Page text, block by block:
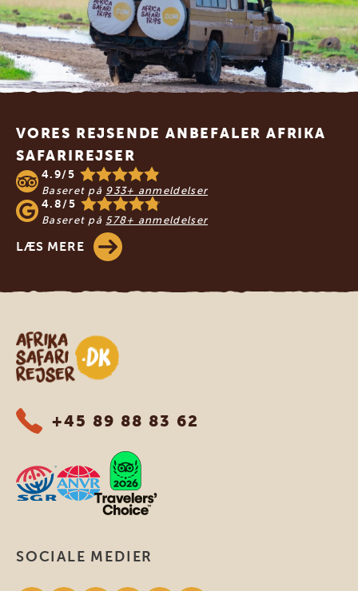
Footer
VORES REJSENDE ANBEFALER AFRIKA
SAFARIREJSER
4.9/5
Baseret på 933+ anmeldelser
4.8/5
Baseret på 578+ anmeldelser
LÆS MERE
Safari-rejser i Afrika
+45 89 88 83 62
SOCIALE MEDIER